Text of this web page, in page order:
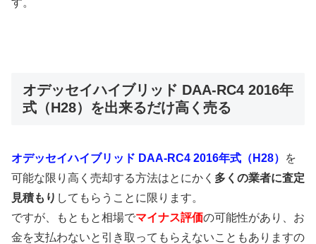
オデッセイハイブリッド DAA-RC4 2016年
式（H28）を出来るだけ高く売る
オデッセイハイブリッド DAA-RC4 2016年式（H28）
を
可能な限り高く売却する方法はとにかく 多くの業者に査定
見積もり してもらうことに限ります。
ですが、もともと相場でマイナス評価の可能性があり、お
金を支払わないと引き取ってもらえないこともありますの